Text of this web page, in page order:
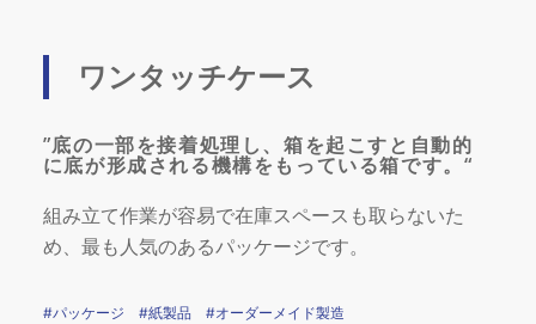
ワンタッチケース
”底の一部を接着処理し、箱を起こすと自動的
に底が形成される機構をもっている箱です。“
組み立て作業が容易で在庫スペースも取らないた
め、最も人気のあるパッケージです。
#パッケージ #紙製品 #オーダーメイド製造